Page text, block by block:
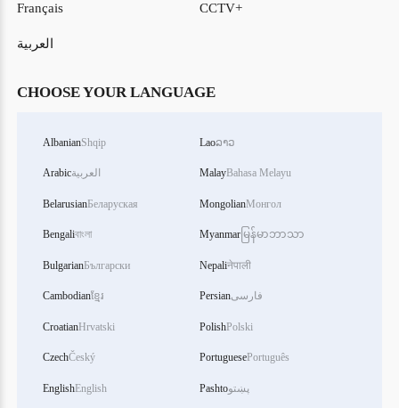
Français
العربية
CCTV+
CHOOSE YOUR LANGUAGE
AlbanianShqip
Arabicالعربية
BelarusianБеларуская
Bengaliবাংলা
BulgarianБългарски
Cambodianខ្មែរ
CroatianHrvatski
CzechČeský
EnglishEnglish
Laoລາວ
MalayBahasa Melayu
MongolianМонгол
Myanmar မြန်မာဘာသာ
Nepaliनेपाली
Persianفارسی
PolishPolski
PortuguesePortuguês
Pashtoپښتو